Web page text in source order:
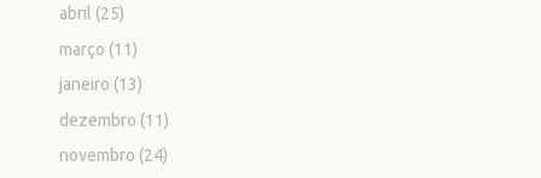
abril (25)
março (11)
janeiro (13)
dezembro (11)
novembro (24)